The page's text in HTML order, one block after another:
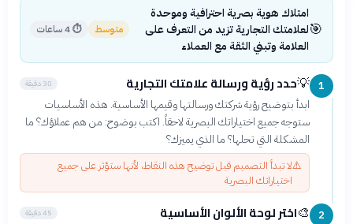
🎯
امتلاك هوية بصرية احترافية وموحدة
لعلامتك التجارية تزيد من التعرف على
العلامة وتبني الثقة مع العملاء
متوسط ⏱4 ساعات
1
💡حدد رؤية ورسالة علامتك التجارية 30 دقيقة
ابدأ بتوضيح رؤية شركتك ورسالتها وقيمها الأساسية. هذه الأساسيات
ستوجه جميع اختياراتك البصرية لاحقاً. اكتب بوضوح: من هم عملاؤك؟ ما
المشكلة التي تحلها؟ ما الذي يميزك؟
⚠️لا تبدأ التصميم قبل توضيح هذه النقاط، لأنها ستؤثر على جميع
اختياراتك البصرية
2
🎨اختر لوحة الألوان الأساسية 45 دقيقة